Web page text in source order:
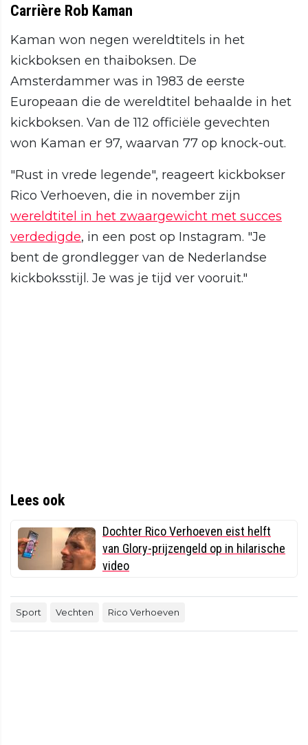
Carrière Rob Kaman
Kaman won negen wereldtitels in het
kickboksen en thaiboksen. De
Amsterdammer was in 1983 de eerste
Europeaan die de wereldtitel behaalde in het
kickboksen. Van de 112 officiële gevechten
won Kaman er 97, waarvan 77 op knock-out.
"Rust in vrede legende", reageert kickbokser
Rico Verhoeven, die in november zijn
wereldtitel in het zwaargewicht met succes
verdedigde, in een post op Instagram. "Je
bent de grondlegger van de Nederlandse
kickboksstijl. Je was je tijd ver vooruit."
Lees ook
Dochter Rico Verhoeven eist helft
van Glory-prijzengeld op in hilarische
video
Sport Vechten Rico Verhoeven